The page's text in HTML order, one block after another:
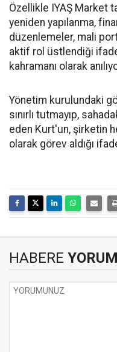
Özellikle IYAŞ Market
yeniden yapılanma,
düzenlemeler, mali
aktif rol üstlendiği
kahramanı olarak
Yönetim kurulundaki
sınırlı tutmayıp,
eden Kurt'un, şirketin
olarak görev aldığı
HABERE